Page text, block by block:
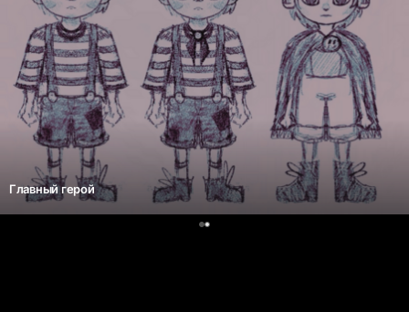
Главный герой